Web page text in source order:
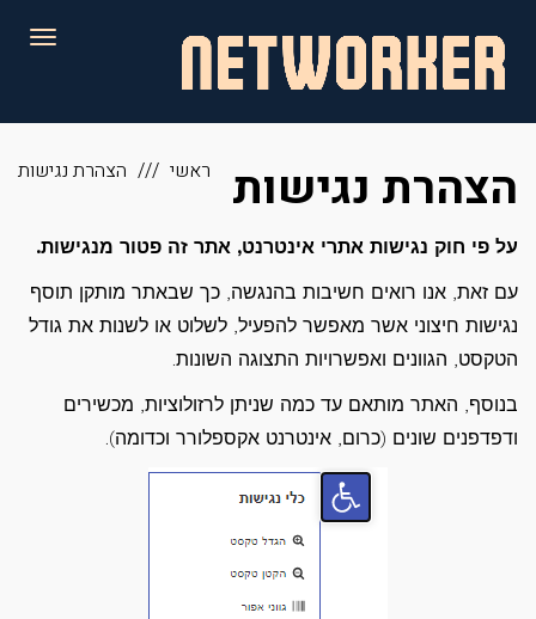
ראשי הצהרת נגישות הצהרת נגישות
על פי חוק נגישות אתרי אינטרנט, אתר זה פטור מנגישות.
עם זאת, אנו רואים חשיבות בהנגשה, כך שבאתר מותקן תוסף
נגישות חיצוני אשר מאפשר להפעיל, לשלוט או לשנות את גודל
הטקסט, הגוונים ואפשרויות התצוגה השונות.
בנוסף, האתר מותאם עד כמה שניתן לרזולוציות, מכשירים
ודפדפנים שונים (כרום, אינטרנט אקספלורר וכדומה).